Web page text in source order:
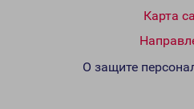
Карта
О защите